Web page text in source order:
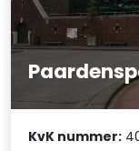
KvK nummer: